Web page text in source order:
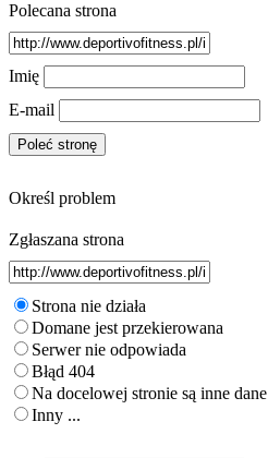
Polecana strona
Imię
E-mail
Określ problem
Zgłaszana strona
Strona nie działa
Domane jest przekierowana
Serwer nie odpowiada
Błąd 404
Na docelowej stronie są inne dane
Inny ...